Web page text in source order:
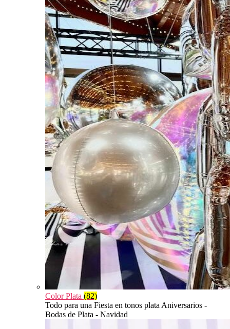
Color Plata (82)
Todo para una Fiesta en tonos plata Aniversarios -
Bodas de Plata - Navidad